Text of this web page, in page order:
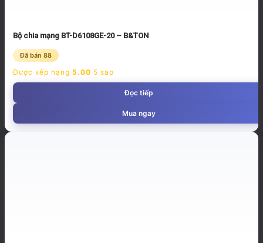
Bộ chia mạng BT-D6108GE-20 – B&TON
Đã bán 88
Được xếp hạng 5.00 5 sao
Đọc tiếp
Mua ngay